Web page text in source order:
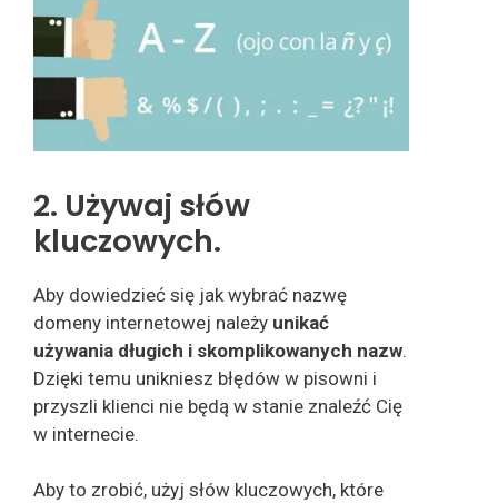
2. Używaj słów
kluczowych.
Aby dowiedzieć się jak wybrać nazwę
domeny internetowej należy unikać
używania długich i skomplikowanych nazw.
Dzięki temu unikniesz błędów w pisowni i
przyszli klienci nie będą w stanie znaleźć Cię
w internecie.
Aby to zrobić, użyj słów kluczowych, które